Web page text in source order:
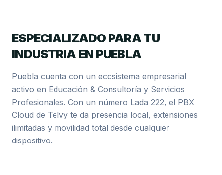
ESPECIALIZADO PARA TU
INDUSTRIA EN PUEBLA
Puebla cuenta con un ecosistema empresarial
activo en Educación & Consultoría y Servicios
Profesionales. Con un número Lada 222, el PBX
Cloud de Telvy te da presencia local, extensiones
ilimitadas y movilidad total desde cualquier
dispositivo.